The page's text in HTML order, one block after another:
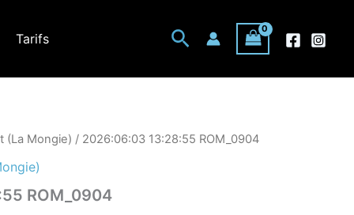
Tarifs Rechercher
(La Mongie) / 2026:06:03 13:28:55 ROM_0904
ROM_0904